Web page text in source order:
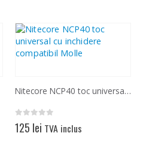
Nitecore NCP40 toc universal cu inchidere compatibil Molle
0 out of 5
125 lei TVA inclus